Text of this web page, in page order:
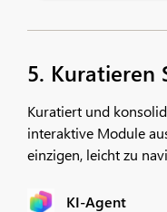
5. Kuratieren
Kuratiert und
interaktive Module
einzigen, leicht zu
KI-Agent